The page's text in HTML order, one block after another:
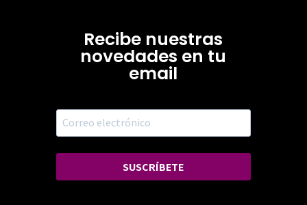
Recibe nuestras
novedades en tu
email
SUSCRÍBETE